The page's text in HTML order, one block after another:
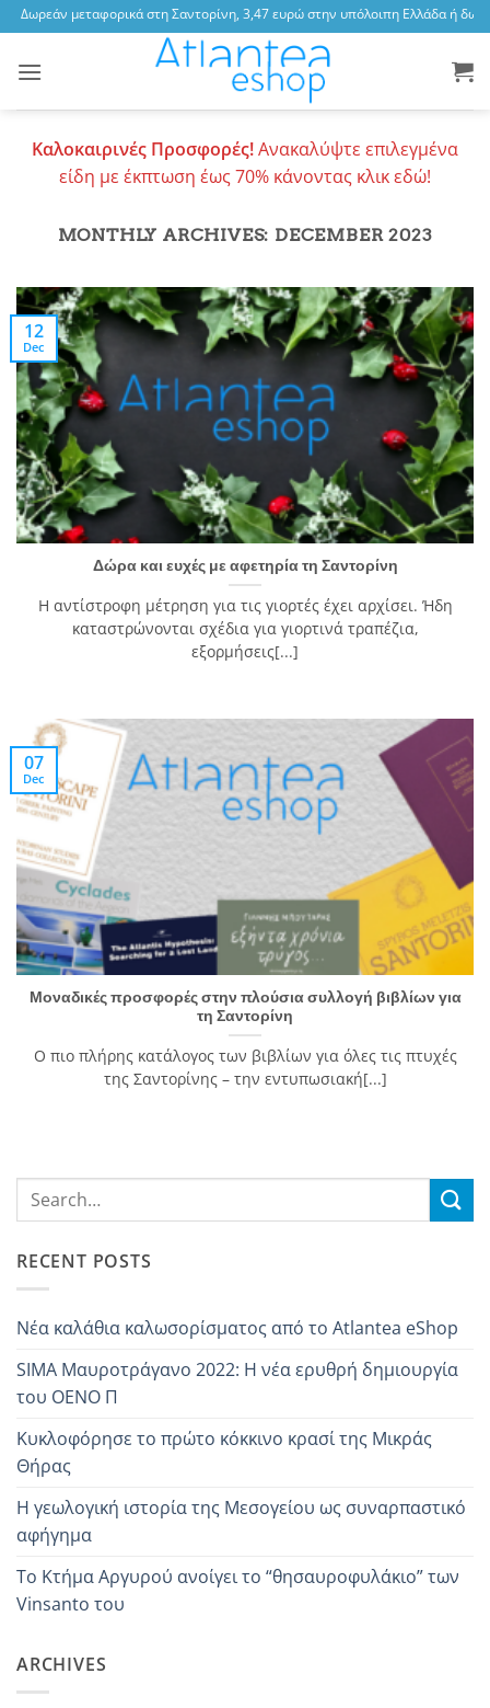
Skip
to
content
Δωρεάν μεταφορικά στη Σαντορίνη, 3,47 ευρώ στην υπόλοιπη Ελλάδα ή
Καλοκαιρινές Προσφορές!Ανακαλύψτε επιλεγμένα
είδη με έκπτωση έως 70% κάνοντας κλικ εδώ!
MONTHLY ARCHIVES: DECEMBER 2023
Δώρα και ευχές με αφετηρία τη Σαντορίνη
Η αντίστροφη μέτρηση για τις γιορτές έχει αρχίσει. Ήδη
καταστρώνονται σχέδια για γιορτινά τραπέζια,
εξορμήσεις[...]
12
Dec
Μοναδικές προσφορές στην πλούσια συλλογή βιβλίων για
τη Σαντορίνη
Ο πιο πλήρης κατάλογος των βιβλίων για όλες τις πτυχές
της Σαντορίνης – την εντυπωσιακή[...]
07
Dec
RECENT POSTS
Νέα καλάθια καλωσορίσματος από το Atlantea eShop
SIMA Mαυροτράγανo 2022: Η νέα ερυθρή δημιουργία
του OENO Π
Κυκλοφόρησε το πρώτο κόκκινο κρασί της Μικράς
Θήρας
Η γεωλογική ιστορία της Μεσογείου ως συναρπαστικό
αφήγημα
Το Κτήμα Αργυρού ανοίγει το “θησαυροφυλάκιο” των
Vinsanto του
ARCHIVES